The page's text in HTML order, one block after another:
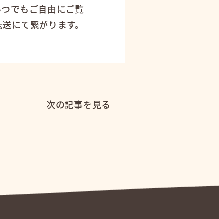
でもご自由にご覧
にて繋がります。
次の記事を見る